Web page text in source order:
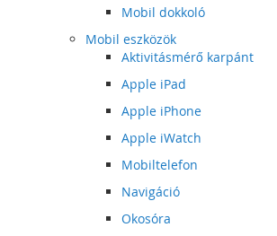
Mobil dokkoló
Mobil eszközök
Aktivitásmérő karpánt
Apple iPad
Apple iPhone
Apple iWatch
Mobiltelefon
Navigáció
Okosóra